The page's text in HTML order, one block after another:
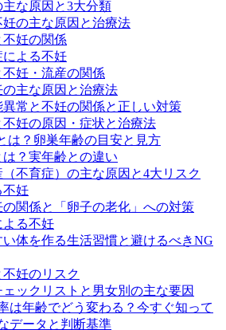
な原因と3大分類
妊の主な原因と治療法
妊の関係
よる不妊
妊・流産の関係
の主な原因と治療法
異常と不妊の関係と正しい対策
妊の原因・症状と治療法
は？卵巣年齢の目安と見方
？実年齢との違い
不育症）の主な原因と4大リスク
不妊
の関係と「卵子の老化」への対策
よる不妊
体を作る生活習慣と避けるべきNG
妊のリスク
ックリストと男女別の主な要因
は年齢でどう変わる？今すぐ知って
データと判断基準